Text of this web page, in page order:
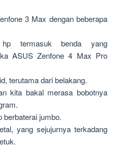
3 Max dengan beberapa
termasuk benda yang
ASUS Zenfone 4 Max Pro
terutama dari belakang.
kita bakal merasa bobotnya
berbaterai jumbo.
yang sejujurnya terkadang